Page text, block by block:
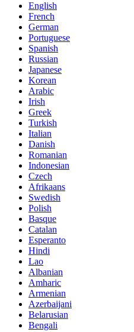
English
French
German
Portuguese
Spanish
Russian
Japanese
Korean
Arabic
Irish
Greek
Turkish
Italian
Danish
Romanian
Indonesian
Czech
Afrikaans
Swedish
Polish
Basque
Catalan
Esperanto
Hindi
Lao
Albanian
Amharic
Armenian
Azerbaijani
Belarusian
Bengali